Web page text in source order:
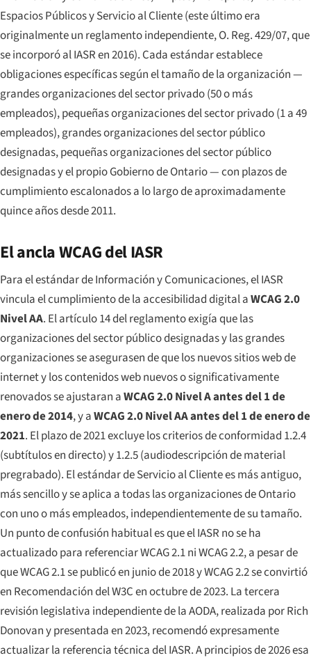
Espacios Públicos y Servicio al Cliente (este último era
originalmente un reglamento independiente, O. Reg. 429/07, que
se incorporó al IASR en 2016). Cada estándar establece
obligaciones específicas según el tamaño de la organización —
grandes organizaciones del sector privado (50 o más
empleados), pequeñas organizaciones del sector privado (1 a 49
empleados), grandes organizaciones del sector público
designadas, pequeñas organizaciones del sector público
designadas y el propio Gobierno de Ontario — con plazos de
cumplimiento escalonados a lo largo de aproximadamente
quince años desde 2011.
El ancla WCAG del IASR
Para el estándar de Información y Comunicaciones, el IASR
vincula el cumplimiento de la accesibilidad digital aWCAG 2.0
Nivel AA. El artículo 14 del reglamento exigía que las
organizaciones del sector público designadas y las grandes
organizaciones se asegurasen de que los nuevos sitios web de
internet y los contenidos web nuevos o significativamente
renovados se ajustaran aWCAG 2.0 Nivel A antes del 1 de
enero de 2014, y aWCAG 2.0 Nivel AA antes del 1 de enero de
2021. El plazo de 2021 excluye los criterios de conformidad 1.2.4
(subtítulos en directo) y 1.2.5 (audiodescripción de material
pregrabado). El estándar de Servicio al Cliente es más antiguo,
más sencillo y se aplica atodaslas organizaciones de Ontario
con uno o más empleados, independientemente de su tamaño.
Un punto de confusión habitual es que el IASR no se ha
actualizado para referenciar WCAG 2.1 ni WCAG 2.2, a pesar de
que WCAG 2.1 se publicó en junio de 2018 y WCAG 2.2 se convirtió
en Recomendación del W3C en octubre de 2023. La tercera
revisión legislativa independiente de la AODA, realizada por Rich
Donovan y presentada en 2023, recomendó expresamente
actualizar la referencia técnica del IASR. A principios de 2026 esa